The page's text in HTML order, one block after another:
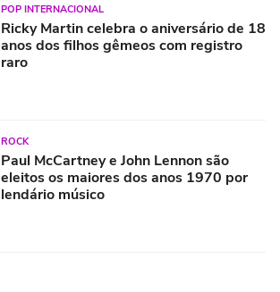
POP INTERNACIONAL
Ricky Martin celebra o aniversário de 18
anos dos filhos gêmeos com registro
raro
ROCK
Paul McCartney e John Lennon são
eleitos os maiores dos anos 1970 por
lendário músico